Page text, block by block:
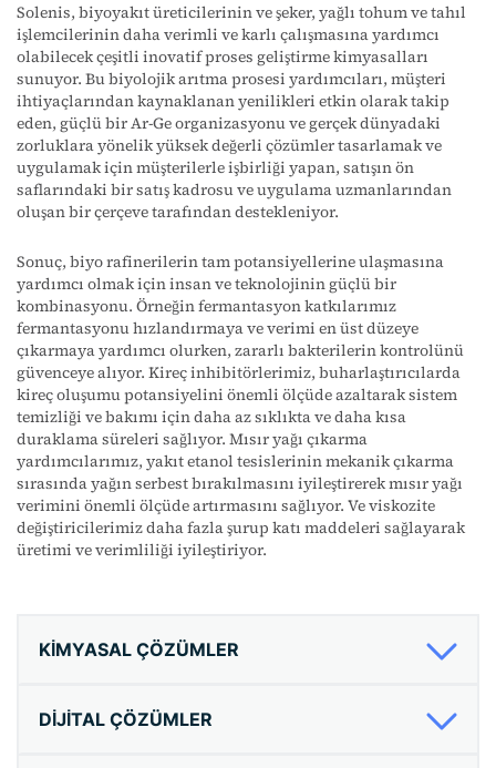
Solenis, biyoyakıt üreticilerinin ve şeker, yağlı tohum ve tahıl
işlemcilerinin daha verimli ve karlı çalışmasına yardımcı
olabilecek çeşitli inovatif proses geliştirme kimyasalları
sunuyor. Bu biyolojik arıtma prosesi yardımcıları, müşteri
ihtiyaçlarından kaynaklanan yenilikleri etkin olarak takip
eden, güçlü bir Ar-Ge organizasyonu ve gerçek dünyadaki
zorluklara yönelik yüksek değerli çözümler tasarlamak ve
uygulamak için müşterilerle işbirliği yapan, satışın ön
saflarındaki bir satış kadrosu ve uygulama uzmanlarından
oluşan bir çerçeve tarafından destekleniyor.
Sonuç, biyo rafinerilerin tam potansiyellerine ulaşmasına
yardımcı olmak için insan ve teknolojinin güçlü bir
kombinasyonu. Örneğin fermantasyon katkılarımız
fermantasyonu hızlandırmaya ve verimi en üst düzeye
çıkarmaya yardımcı olurken, zararlı bakterilerin kontrolünü
güvenceye alıyor. Kireç inhibitörlerimiz, buharlaştırıcılarda
kireç oluşumu potansiyelini önemli ölçüde azaltarak sistem
temizliği ve bakımı için daha az sıklıkta ve daha kısa
duraklama süreleri sağlıyor. Mısır yağı çıkarma
yardımcılarımız, yakıt etanol tesislerinin mekanik çıkarma
sırasında yağın serbest bırakılmasını iyileştirerek mısır yağı
verimini önemli ölçüde artırmasını sağlıyor. Ve viskozite
değiştiricilerimiz daha fazla şurup katı maddeleri sağlayarak
üretimi ve verimliliği iyileştiriyor.
KIMYASAL ÇÖZÜMLER
DIJITAL ÇÖZÜMLER